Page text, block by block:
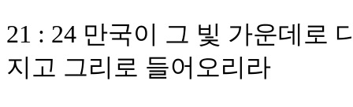
21 : 24 만국이 그 빛 가운데로
지고 그리로 들어오리라